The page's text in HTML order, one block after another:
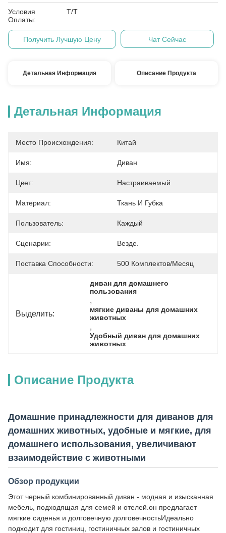
Условия
Оплаты:
Т/Т
Получить Лучшую Цену Чат Сейчас
Детальная Информация Описание Продукта
Детальная Информация
Место Происхождения: Китай
Имя: Диван
Цвет: Настраиваемый
Материал: Ткань И Губка
Пользователь: Каждый
Сценарии: Везде.
Поставка Способности: 500 Комплектов/месяц
Выделить:
диван для домашнего
пользования
,
мягкие диваны для домашних
животных
,
Удобный диван для домашних
животных
Описание Продукта
Домашние принадлежности для диванов для
домашних животных, удобные и мягкие, для
домашнего использования, увеличивают
взаимодействие с животными
Обзор продукции
Этот черный комбинированный диван - модная и изысканная
мебель, подходящая для семей и отелей.он предлагает
мягкие сиденья и долговечную долговечностьИдеально
подходит для гостиниц, гостиничных залов и гостиничных